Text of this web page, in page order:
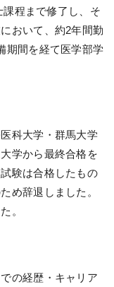
程まで修了し、そ
おいて、約2年間勤
期間を経て医学部学
科大学・群馬大学
学から最終合格を
験は合格したもの
め辞退しました。
。
の経歴・キャリア